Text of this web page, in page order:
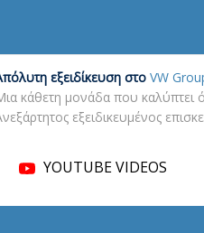
εξειδίκευση στο VW
κάθετη μονάδα που καλύπτει
εξειδικευμένος
YOUTUBE VIDEOS